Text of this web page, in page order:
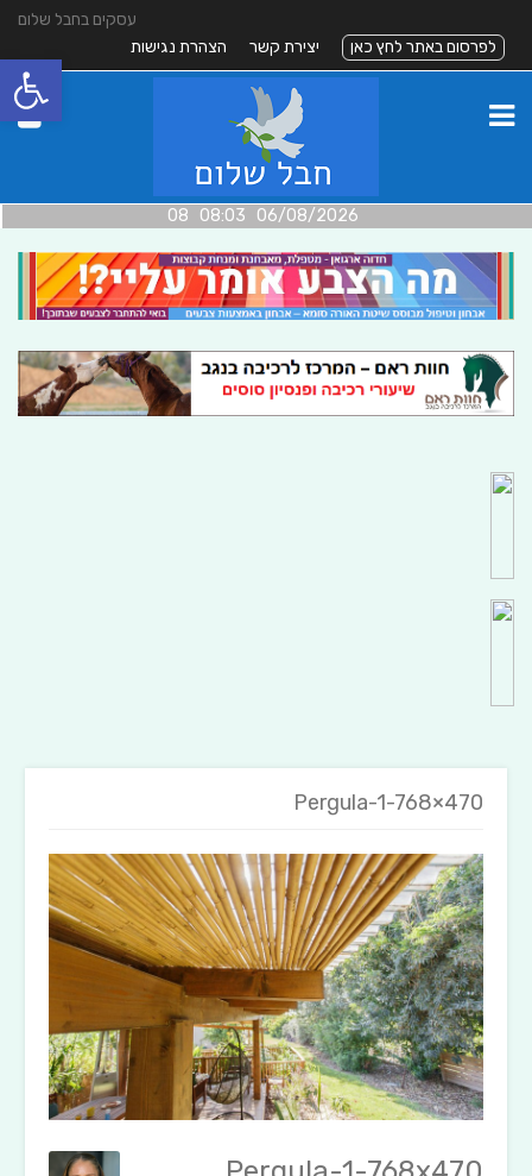
פתח
עסקים בחבל שלום
לפרסום באתר לחץ כאן
יצירת קשר הצהרת נגישות
06/08/2026 08:03 08
Pergula-1-768×470